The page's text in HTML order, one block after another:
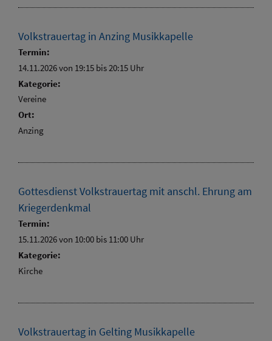
Volkstrauertag in Anzing Musikkapelle
Termin:
14.11.2026 von 19:15 bis 20:15 Uhr
Kategorie:
Vereine
Ort:
Anzing
Gottesdienst Volkstrauertag mit anschl. Ehrung am
Kriegerdenkmal
Termin:
15.11.2026 von 10:00 bis 11:00 Uhr
Kategorie:
Kirche
Volkstrauertag in Gelting Musikkapelle